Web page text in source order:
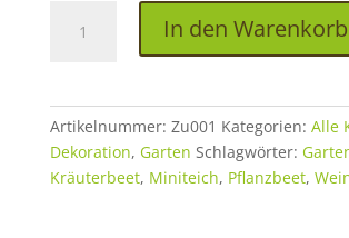
Menge
In den Warenkorb
Artikelnummer: Zu001 Kategorien: Alle
Dekoration, Garten Schlagwörter:
Kräuterbeet, Miniteich, Pflanzbeet,